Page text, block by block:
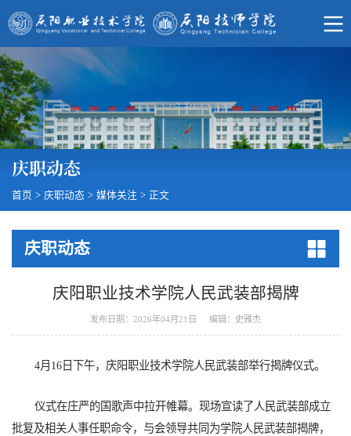
庆职动态
首页 > 庆职动态 > 媒体关注 > 正文
庆职动态
庆阳职业技术学院人民武装部揭牌
发布日期：2026年04月21日 编辑：史雅杰
4月16日下午，庆阳职业技术学院人民武装部举行揭牌仪式。
仪式在庄严的国歌声中拉开帷幕。现场宣读了人民武装部成立
批复及相关人事任职命令，与会领导共同为学院人民武装部揭牌，